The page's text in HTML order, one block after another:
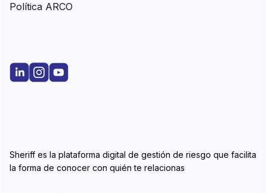
Sheriff es la plataforma digital de gestión de riesgo que facilita
la forma de conocer con quién te relacionas
Política ARCO